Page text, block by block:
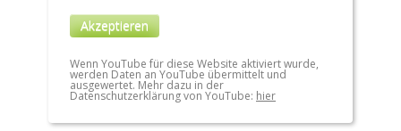
Akzeptieren
Wenn YouTube für diese Website aktiviert wurde,
werden Daten an YouTube übermittelt und
ausgewertet. Mehr dazu in der
Datenschutzerklärung von YouTube: hier